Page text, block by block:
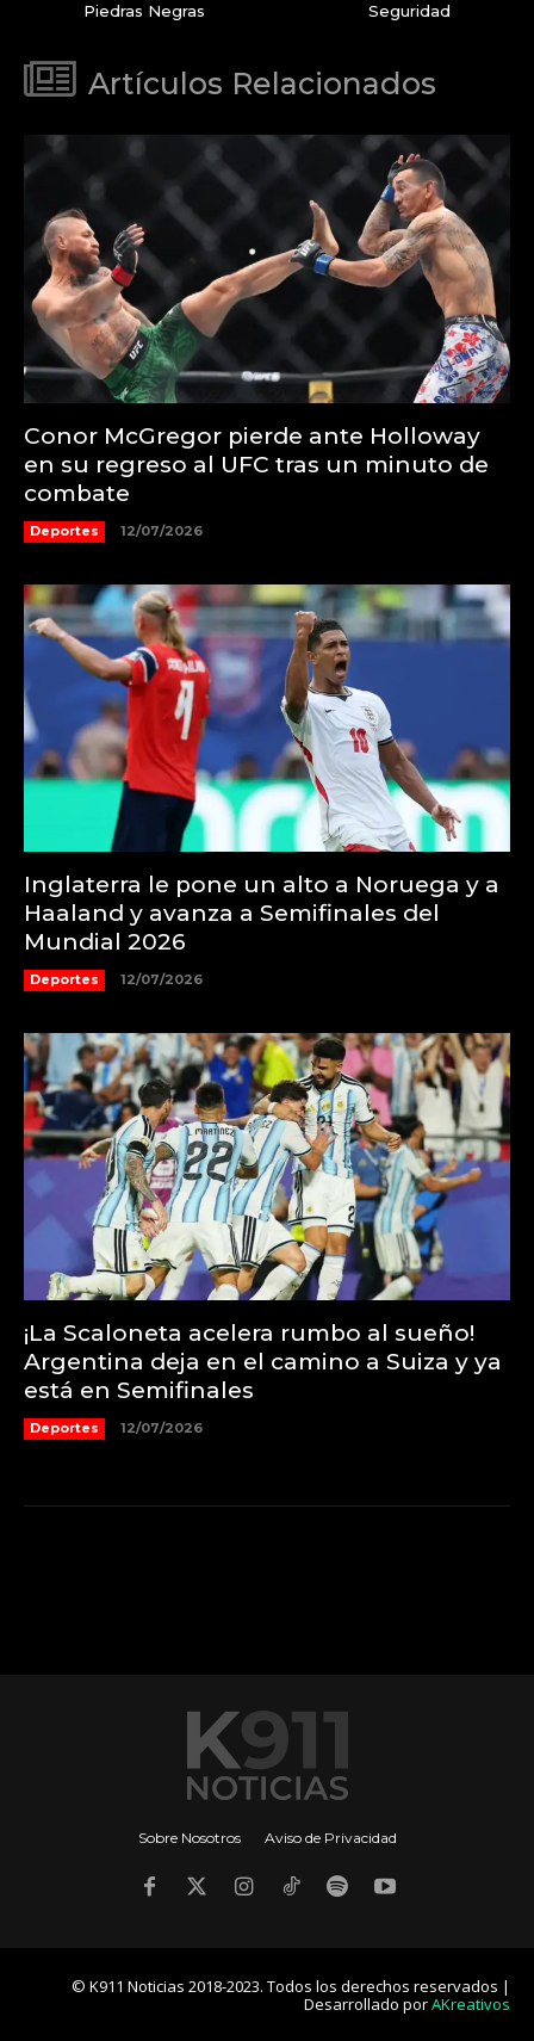
Piedras Negras
Seguridad
Artículos Relacionados
Conor McGregor pierde ante Holloway
en su regreso al UFC tras un minuto de
combate
Deportes 12/07/2026
Inglaterra le pone un alto a Noruega y a
Haaland y avanza a Semifinales del
Mundial 2026
Deportes 12/07/2026
¡La Scaloneta acelera rumbo al sueño!
Argentina deja en el camino a Suiza y ya
está en Semifinales
Deportes 12/07/2026
Sobre Nosotros Aviso de Privacidad
© K911 Noticias 2018-2023. Todos los derechos reservados |
Desarrollado porAKreativos